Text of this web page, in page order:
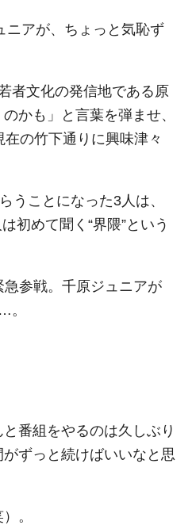
ニアが、ちょっと気恥ず
者文化の発信地である原
かも」と言葉を弾ませ、
の竹下通りに興味津々
うことになった3人は、
初めて聞く“界隈”という
参戦。千原ジュニアが
。
番組をやるのは久しぶり
ずっと続けばいいなと思
。